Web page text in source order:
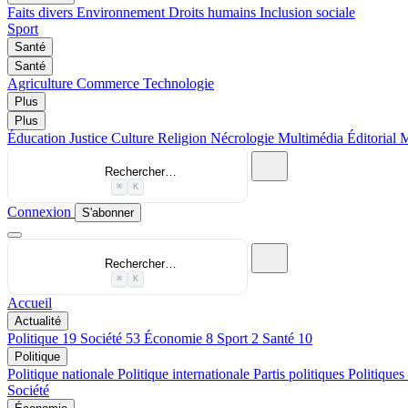
Faits divers Environnement Droits humains Inclusion sociale
Sport
Santé
Santé
Agriculture Commerce Technologie
Plus
Plus
Éducation Justice Culture Religion Nécrologie Multimédia Éditorial
Rechercher…
⌘ K
Connexion S'abonner
Rechercher…
⌘ K
Accueil
Actualité
Politique 19 Société 53 Économie 8 Sport 2 Santé 10
Politique
Politique nationale Politique internationale Partis politiques Politiques
Société